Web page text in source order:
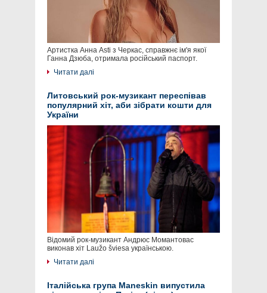
Артистка Анна Asti з Черкас, справжнє ім'я якої
Ганна Дзюба, отримала російський паспорт.
Читати далі
Литовський рок-музикант переспівав
популярний хіт, аби зібрати кошти для
України
Відомий рок-музикант Андрюс Момантовас
виконав хіт Laužo šviesa українською.
Читати далі
Італійська група Maneskin випустила